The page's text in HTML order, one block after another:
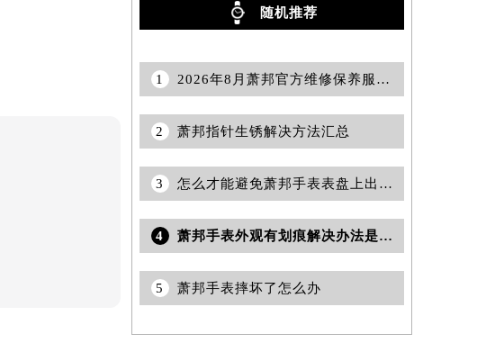
随机推荐
1 2026年8月萧邦官方维修保养服务站点地址变动补充确认稿说明
2 萧邦指针生锈解决方法汇总
3 怎么才能避免萧邦手表表盘上出现灰尘？（避免萧邦手表表盘灰尘的秘诀）
4 萧邦手表外观有划痕解决办法是什么（有效修复与保养技巧）
5 萧邦手表摔坏了怎么办